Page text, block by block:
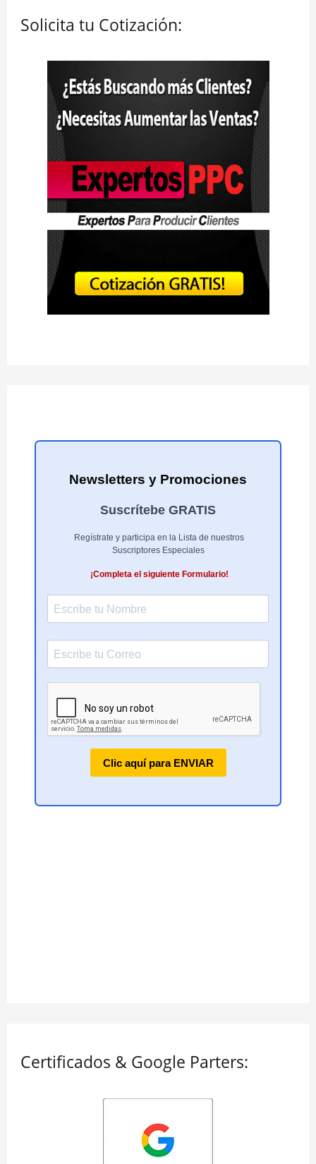
Solicita tu Cotización:
Certificados & Google Parters: